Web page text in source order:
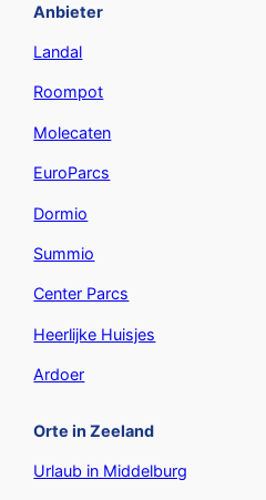
Anbieter
Landal
Roompot
Molecaten
EuroParcs
Dormio
Summio
Center Parcs
Heerlijke Huisjes
Ardoer
Orte in Zeeland
Urlaub in Middelburg